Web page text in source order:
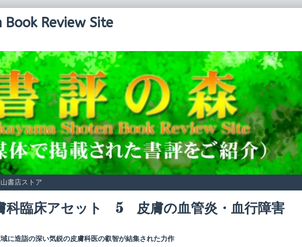
Review Site
書店ストア
科臨床アセット 5 皮膚の血管炎・血行障害
posts
by
に造詣の深い気鋭の皮膚科医の叡智が結集された力作